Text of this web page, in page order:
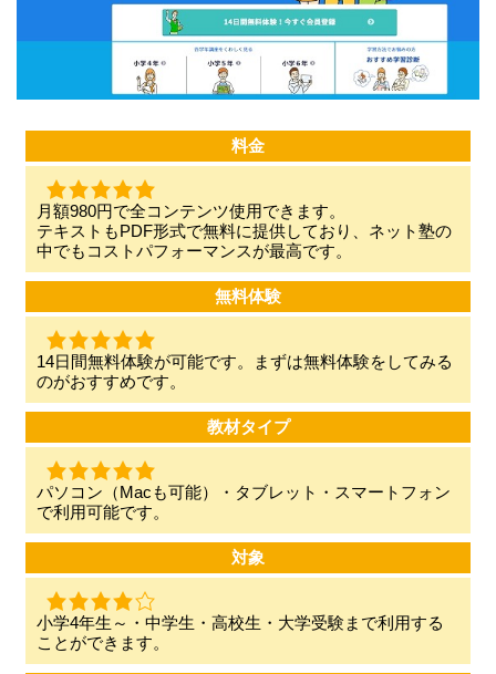
料金
月額980円で全コンテンツ使用できます。
テキストもPDF形式で無料に提供しており、ネット塾の
中でもコストパフォーマンスが最高です。
無料体験
14日間無料体験が可能です。まずは無料体験をしてみる
のがおすすめです。
教材タイプ
パソコン（Macも可能）・タブレット・スマートフォン
で利用可能です。
対象
小学4年生～・中学生・高校生・大学受験まで利用する
ことができます。